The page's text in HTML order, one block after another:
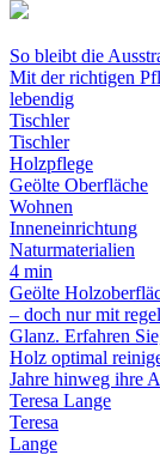
So bleibt die
Mit der richtigen
lebendig
Tischler
Tischler
Holzpflege
Geölte Oberfläche
Wohnen
Inneneinrichtung
Naturmaterialien
4 min
Geölte
– doch nur mit
Glanz. Erfahren
Holz optimal
Jahre hinweg ihre
Teresa Lange
Teresa
Lange